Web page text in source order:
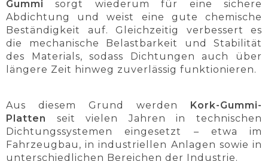
Gummi
sorgt wiederum für eine sichere
Abdichtung und weist eine gute chemische
Beständigkeit auf. Gleichzeitig verbessert es
die mechanische Belastbarkeit und Stabilität
des Materials, sodass Dichtungen auch über
längere Zeit hinweg zuverlässig funktionieren.
Aus diesem Grund werden Kork-Gummi-
Platten
seit vielen Jahren in technischen
Dichtungssystemen eingesetzt – etwa im
Fahrzeugbau, in industriellen Anlagen sowie in
unterschiedlichen Bereichen der Industrie.